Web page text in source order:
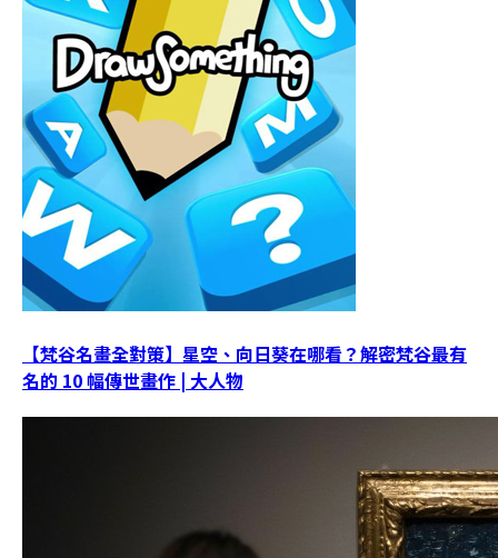
【梵谷名畫全對策】星空、向日葵在哪看？解密梵谷最有
名的 10 幅傳世畫作 | 大人物